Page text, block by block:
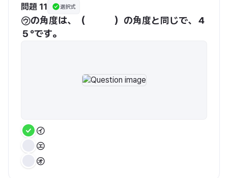
問題 11 選択式
㋒の角度は、（　　　）の角度と同じで、４
５°です。
㋑
㋓
㋔